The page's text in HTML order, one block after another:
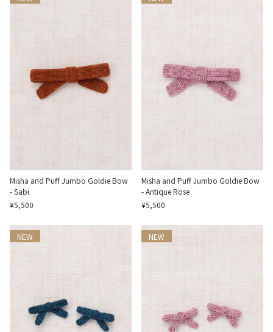
Misha and Puff Jumbo Goldie Bow
- Sabi
¥5,500
Misha and Puff Jumbo Goldie Bow
- Antique Rose
¥5,500
NEW NEW